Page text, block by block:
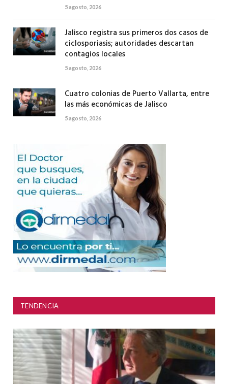
5 agosto, 2026
Jalisco registra sus primeros dos casos de
ciclosporiasis; autoridades descartan
contagios locales
5 agosto, 2026
Cuatro colonias de Puerto Vallarta, entre
las más económicas de Jalisco
5 agosto, 2026
TENDENCIA